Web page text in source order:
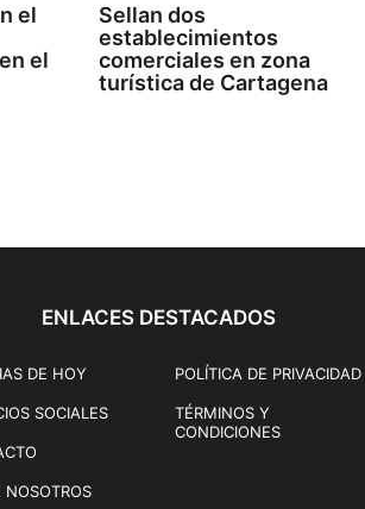
el
el
Sellan dos
establecimientos
comerciales en zona
turística de Cartagena
ENLACES DESTACADOS
DE HOY
SOCIALES
NOSOTROS
POLÍTICA DE PRIVACIDAD
TÉRMINOS Y
CONDICIONES